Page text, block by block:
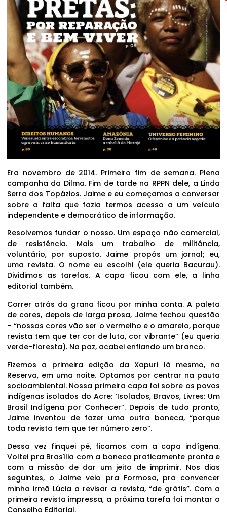
Era novembro de 2014. Primeiro fim de semana. Plena
campanha da Dilma. Fim de tarde na RPPN dele, a Linda
Serra dos Topázios. Jaime e eu começamos a conversar
sobre a falta que fazia termos acesso a um veículo
independente e democrático de informação.
Resolvemos fundar o nosso. Um espaço não comercial,
de resistência. Mais um trabalho de militância,
voluntário, por suposto. Jaime propôs um jornal; eu,
uma revista. O nome eu escolhi (ele queria Bacurau).
Dividimos as tarefas. A capa ficou com ele, a linha
editorial também.
Correr atrás da grana ficou por minha conta. A paleta
de cores, depois de larga prosa, Jaime fechou questão
– “nossas cores vão ser o vermelho e o amarelo, porque
revista tem que ter cor de luta, cor vibrante” (eu queria
verde-floresta). Na paz, acabei enfiando um branco.
Fizemos a primeira edição da Xapuri lá mesmo, na
Reserva, em uma noite. Optamos por centrar na pauta
socioambiental. Nossa primeira capa foi sobre os povos
indígenas isolados do Acre: ‘Isolados, Bravos, Livres: Um
Brasil Indígena por Conhecer”. Depois de tudo pronto,
Jaime inventou de fazer uma outra boneca, “porque
toda revista tem que ter número zero”.
Dessa vez finquei pé, ficamos com a capa indígena.
Voltei pra Brasília com a boneca praticamente pronta e
com a missão de dar um jeito de imprimir. Nos dias
seguintes, o Jaime veio pra Formosa, pra convencer
minha irmã Lúcia a revisar a revista, “de grátis”. Com a
primeira revista impressa, a próxima tarefa foi montar o
Conselho Editorial.